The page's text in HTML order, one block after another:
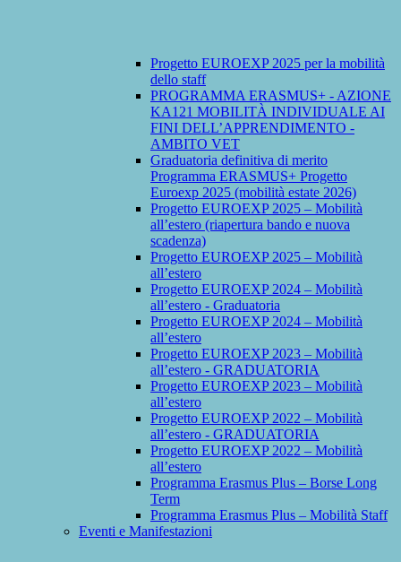
Progetto EUROEXP 2025 per la mobilità
dello staff
PROGRAMMA ERASMUS+ - AZIONE
KA121 MOBILITÀ INDIVIDUALE AI
FINI DELL’APPRENDIMENTO -
AMBITO VET
Graduatoria definitiva di merito
Programma ERASMUS+ Progetto
Euroexp 2025 (mobilità estate 2026)
Progetto EUROEXP 2025 – Mobilità
all’estero (riapertura bando e nuova
scadenza)
Progetto EUROEXP 2025 – Mobilità
all’estero
Progetto EUROEXP 2024 – Mobilità
all’estero - Graduatoria
Progetto EUROEXP 2024 – Mobilità
all’estero
Progetto EUROEXP 2023 – Mobilità
all’estero - GRADUATORIA
Progetto EUROEXP 2023 – Mobilità
all’estero
Progetto EUROEXP 2022 – Mobilità
all’estero - GRADUATORIA
Progetto EUROEXP 2022 – Mobilità
all’estero
Programma Erasmus Plus – Borse Long
Term
Programma Erasmus Plus – Mobilità Staff
Eventi e Manifestazioni